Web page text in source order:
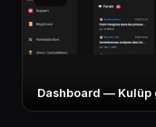
Sporcu kartı —